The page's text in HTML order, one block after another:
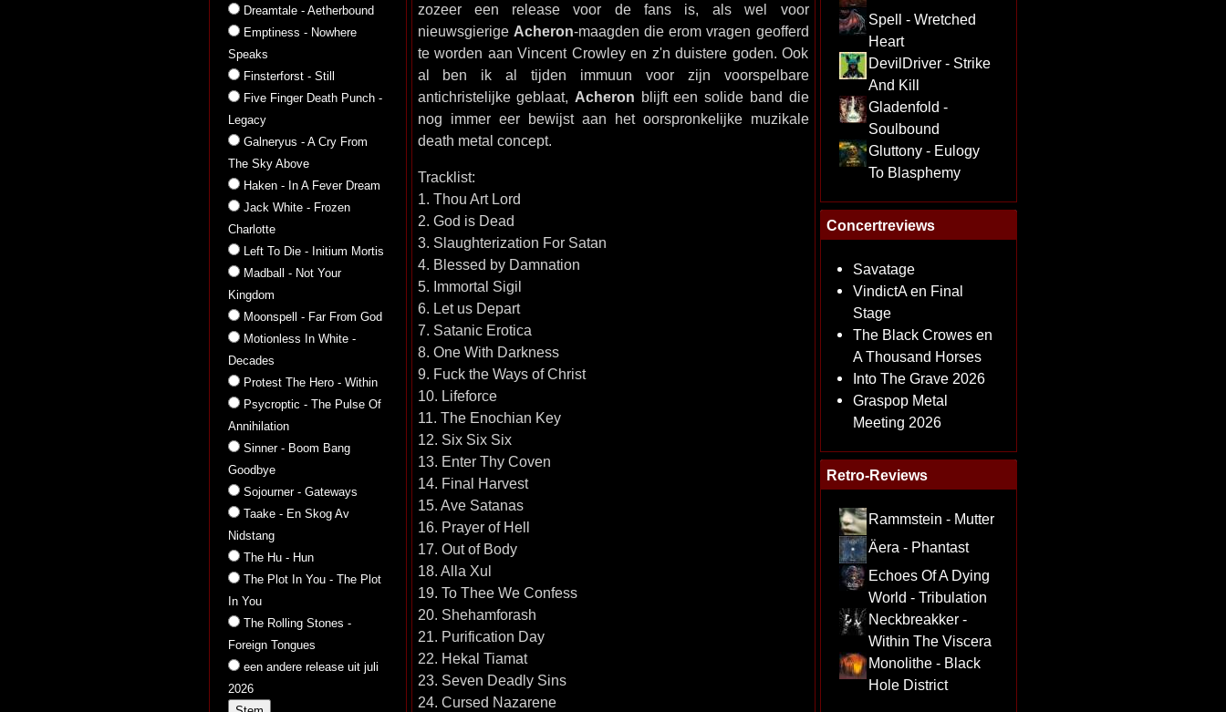
Dreamtale - Aetherbound
Emptiness - Nowhere
Speaks
Finsterforst - Still
Five Finger Death Punch -
Legacy
Galneryus - A Cry From
The Sky Above
Haken - In A Fever Dream
Jack White - Frozen
Charlotte
Left To Die - Initium Mortis
Madball - Not Your
Kingdom
Moonspell - Far From God
Motionless In White -
Decades
Protest The Hero - Within
Psycroptic - The Pulse Of
Annihilation
Sinner - Boom Bang
Goodbye
Sojourner - Gateways
Taake - En Skog Av
Nidstang
The Hu - Hun
The Plot In You - The Plot
In You
The Rolling Stones -
Foreign Tongues
een andere release uit juli
2026
zozeer een release voor de fans is, als wel voor
nieuwsgierige Acheron-maagden die erom vragen geofferd
te worden aan Vincent Crowley en z'n duistere goden. Ook
al ben ik al tijden immuun voor zijn voorspelbare
antichristelijke geblaat, Acheron blijft een solide band die
nog immer eer bewijst aan het oorspronkelijke muzikale
death metal concept.
Tracklist:
1. Thou Art Lord
2. God is Dead
3. Slaughterization For Satan
4. Blessed by Damnation
5. Immortal Sigil
6. Let us Depart
7. Satanic Erotica
8. One With Darkness
9. Fuck the Ways of Christ
10. Lifeforce
11. The Enochian Key
12. Six Six Six
13. Enter Thy Coven
14. Final Harvest
15. Ave Satanas
16. Prayer of Hell
17. Out of Body
18. Alla Xul
19. To Thee We Confess
20. Shehamforash
21. Purification Day
22. Hekal Tiamat
23. Seven Deadly Sins
24. Cursed Nazarene
Spell - Wretched
Heart
DevilDriver - Strike
And Kill
Gladenfold -
Soulbound
Gluttony - Eulogy
To Blasphemy
Concertreviews
Savatage
VindictA en Final
Stage
The Black Crowes en
A Thousand Horses
Into The Grave 2026
Graspop Metal
Meeting 2026
Retro-Reviews
Rammstein - Mutter
Äera - Phantast
Echoes Of A Dying
World - Tribulation
Neckbreakker -
Within The Viscera
Monolithe - Black
Hole District